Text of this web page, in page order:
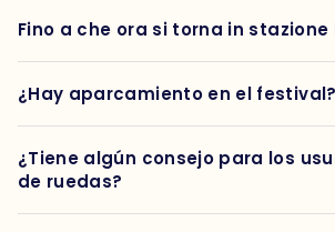
Fino a che ora si torna in stazione
¿Hay aparcamiento en el festival?
¿Tiene algún consejo para los
de ruedas?